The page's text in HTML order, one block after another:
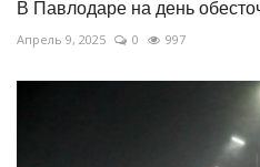
В Павлодаре на день
Апрель 9, 2025 0 997